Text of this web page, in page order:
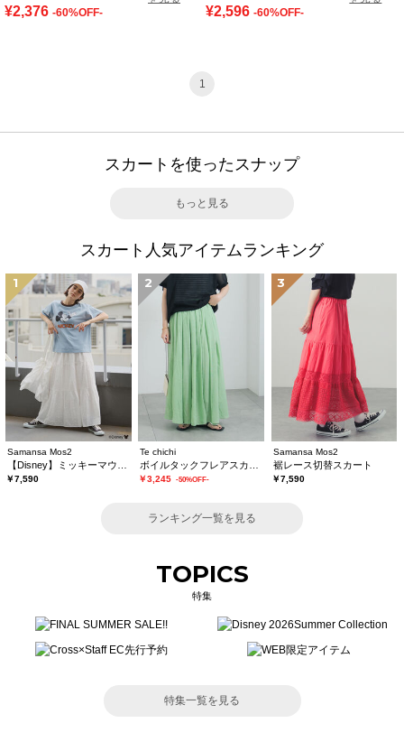
¥2,376 -60%OFF-
¥2,596 -60%OFF-
1
スカートを使ったスナップ
もっと見る
スカート人気アイテムランキング
1
Samansa Mos2
￥7,590
2
Te chichi
￥3,245 -50%OFF-
3
Samansa Mos2
裾レース切替スカート
￥7,590
ランキング一覧を見る
TOPICS
特集
特集一覧を見る